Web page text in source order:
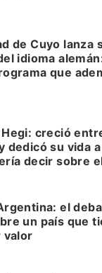
de Cuyo lanza
idioma
que
creció
dedicó su vida
decir sobre
el
un país que
valor